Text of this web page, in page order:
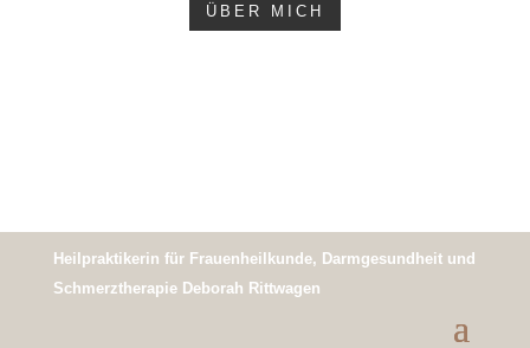
ÜBER MICH
Heilpraktikerin für Frauenheilkunde, Darmgesundheit und
Schmerztherapie Deborah Rittwagen